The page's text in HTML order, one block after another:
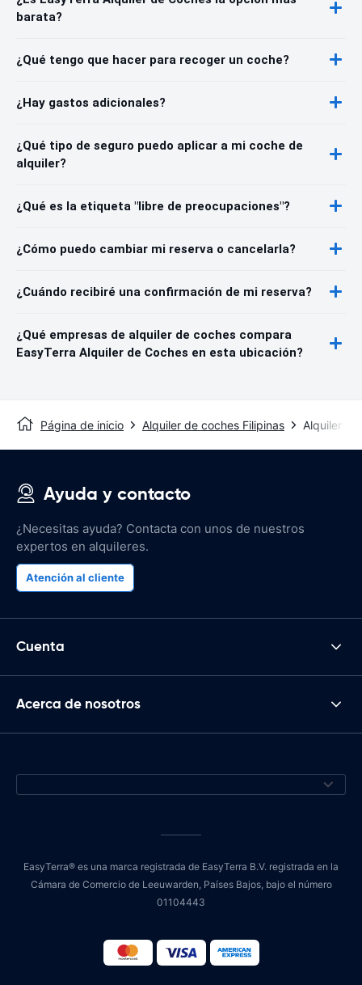
barata?
¿Qué tengo que hacer para recoger un coche?
¿Hay gastos adicionales?
¿Qué tipo de seguro puedo aplicar a mi coche de
alquiler?
¿Qué es la etiqueta "libre de preocupaciones"?
¿Cómo puedo cambiar mi reserva o cancelarla?
¿Cuándo recibiré una confirmación de mi reserva?
¿Qué empresas de alquiler de coches compara
EasyTerra Alquiler de Coches en esta ubicación?
Página de inicio Alquiler de coches Filipinas Alquiler
Ayuda y contacto
¿Necesitas ayuda? Contacta con unos de nuestros
expertos en alquileres.
Atención al cliente
Cuenta
Acerca de nosotros
EasyTerra® es una marca registrada de EasyTerra B.V. registrada en la
Cámara de Comercio de Leeuwarden, Países Bajos, bajo el número
01104443